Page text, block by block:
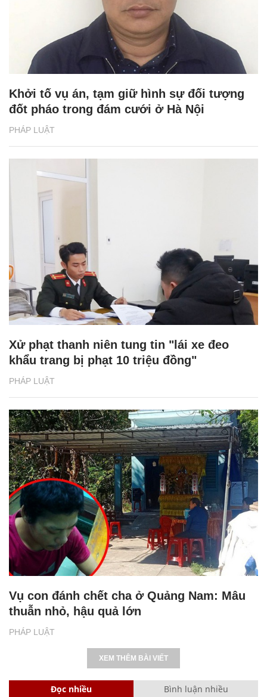
PHÁP LUẬT
Khởi tố vụ án, tạm giữ hình sự đối tượng
đốt pháo trong đám cưới ở Hà Nội
PHÁP LUẬT
Xử phạt thanh niên tung tin "lái xe đeo
khẩu trang bị phạt 10 triệu đồng"
PHÁP LUẬT
Vụ con đánh chết cha ở Quảng Nam: Mâu
thuẫn nhỏ, hậu quả lớn
XEM THÊM BÀI VIẾT
Đọc nhiều Bình luận nhiều